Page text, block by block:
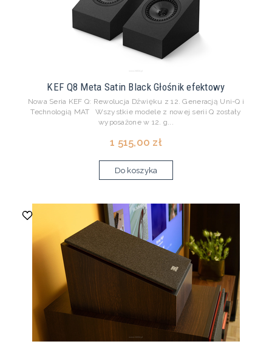
KEF Q8 Meta Satin Black Głośnik efektowy
Nowa Seria KEF Q: Rewolucja Dźwięku z 12. Generacją Uni-Q i
Technologią MAT Wszystkie modele z nowej serii Q zostały
wyposażone w 12. g...
1 515,00 zł
Do koszyka